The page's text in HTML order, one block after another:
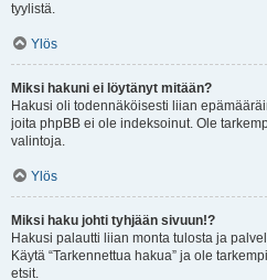
tyylistä.
Ylös
Miksi hakuni ei löytänyt mitään?
Hakusi oli todennäköisesti liian
joita phpBB ei ole indeksoinut. Ole
valintoja.
Ylös
Miksi haku johti tyhjään sivuun!?
Hakusi palautti liian monta tulosta ja
Käytä “Tarkennettua hakua” ja ole
etsit.